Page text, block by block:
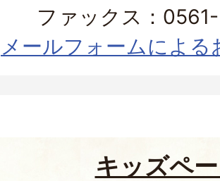
ファックス：
メールフォームによる
キッズペ